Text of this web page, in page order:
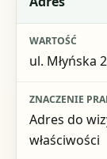
ul. Młyńska
Adres do
właściwości